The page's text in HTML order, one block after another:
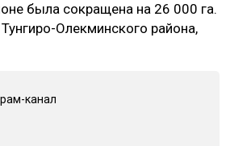
была сокращена на 26 000 га.
Олекминского района,
канал